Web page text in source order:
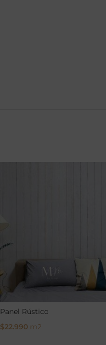
Panel Rústico
$22.990 m2